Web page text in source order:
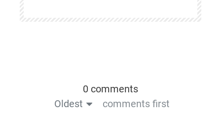
0 comments
Oldest
comments first